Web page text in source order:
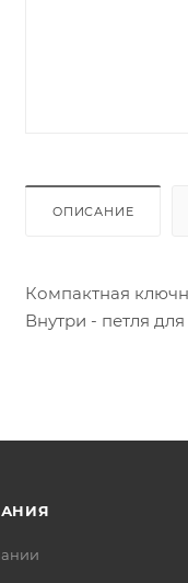
ОПИСАНИЕ
Компактная
Внутри - петля